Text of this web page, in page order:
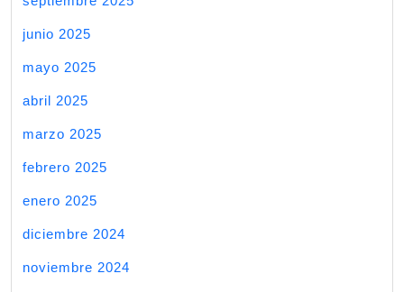
junio 2025
mayo 2025
abril 2025
marzo 2025
febrero 2025
enero 2025
diciembre 2024
noviembre 2024